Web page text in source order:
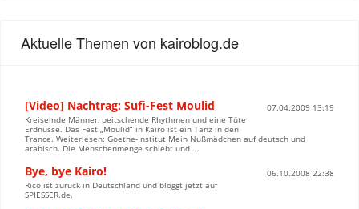
Aktuelle Themen von kairoblog.de
[Video] Nachtrag: Sufi-Fest Moulid
07.04.2009 13:19
Kreiselnde Männer, peitschende Rhythmen und eine Tüte
Erdnüsse. Das Fest „Moulid“ in Kairo ist ein Tanz in den
Trance. Weiterlesen: Goethe-Institut Mein Nußmädchen auf deutsch und
arabisch. Die Menschenmenge schiebt und ...
Bye, bye Kairo!
06.10.2008 22:38
Rico ist zurück in Deutschland und bloggt jetzt auf
SPIESSER.de.